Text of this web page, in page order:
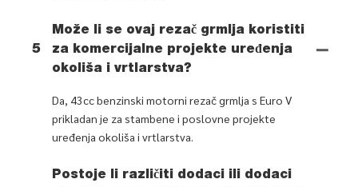
5
Može li se ovaj rezač grmlja koristiti
za komercijalne projekte uređenja
okoliša i vrtlarstva?
Da, 43cc benzinski motorni rezač grmlja s Euro V
prikladan je za stambene i poslovne projekte
uređenja okoliša i vrtlarstva.
Postoje li različiti dodaci ili dodaci